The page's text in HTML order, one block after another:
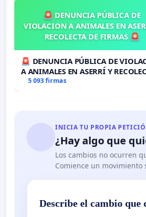
🚨 DENUNCIA PÚBLICA DE
VIOLACION A ANIMALES EN
RECOLECTA DE FIRMAS 🚨
🚨 DENUNCIA PÚBLICA DE
A ANIMALES EN ASERRÍ Y
DE FIRMAS 🚨
5 093 firmas
INICIA TU PROPIA
¿Hay algo que
Los cambios no ocurren
Comience un
Describe el cambio que